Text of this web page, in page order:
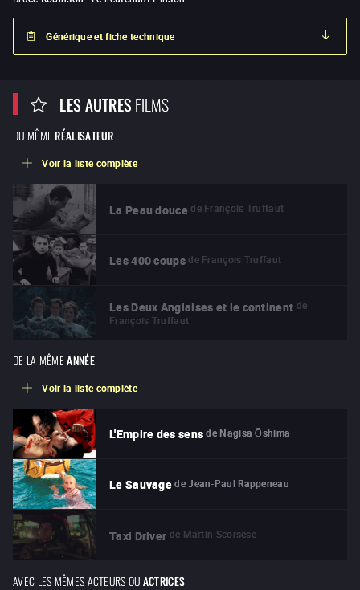
Générique et fiche technique
LES AUTRESFILMS
DU MÊME RÉALISATEUR
Voir la liste complète
La Peau douce de François Truffaut
Les 400 coups de François Truffaut
Les Deux Anglaises et le continent de
François Truffaut
DE LA MÊME ANNÉE
Voir la liste complète
L'Empire des sens de Nagisa Ōshima
Le Sauvage de Jean-Paul Rappeneau
Taxi Driver de Martin Scorsese
AVEC LES MÊMES ACTEURS OUACTRICES